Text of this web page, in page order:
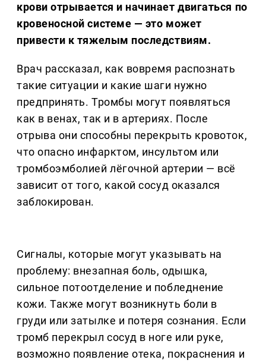
крови отрывается и начинает двигаться по
кровеносной системе — это может
привести к тяжелым последствиям.
Врач рассказал, как вовремя распознать
такие ситуации и какие шаги нужно
предпринять. Тромбы могут появляться
как в венах, так и в артериях. После
отрыва они способны перекрыть кровоток,
что опасно инфарктом, инсультом или
тромбоэмболией лёгочной артерии — всё
зависит от того, какой сосуд оказался
заблокирован.
Сигналы, которые могут указывать на
проблему: внезапная боль, одышка,
сильное потоотделение и побледнение
кожи. Также могут возникнуть боли в
груди или затылке и потеря сознания. Если
тромб перекрыл сосуд в ноге или руке,
возможно появление отека, покраснения и